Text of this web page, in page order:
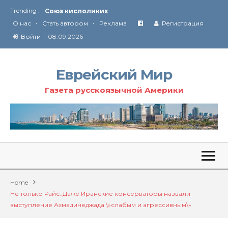
Trending :
Союз кислоликих
Соглашение США с Ираном
Технология Революции в Иране
О нас • Стать автором • Реклама
Регистрация
Войти
08.09.2026
Еврейский Мир
Газета русскоязычной Америки
Home
Не только Райс..Даже Иранские консерваторы назвали
выступление Ахмадинеджада \»слабым и агрессивным\»